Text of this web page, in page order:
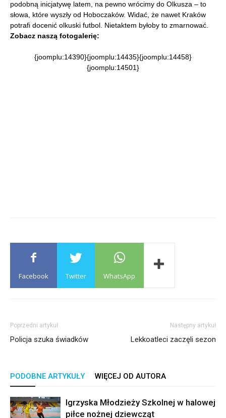
podobną inicjatywę latem, na pewno wrócimy do Olkusza – to
słowa, które wyszły od Hoboczaków. Widać, że nawet Kraków
potrafi docenić olkuski futbol. Nietaktem byłoby to zmarnować.
Zobacz naszą fotogalerię:
{joomplu:14390}{joomplu:14435}{joomplu:14458}
{joomplu:14501}
Facebook Twitter WhatsApp
Poprzedni artykuł
Policja szuka świadków
Następny artykuł
Lekkoatleci zaczęli sezon
PODOBNE ARTYKUŁY WIĘCEJ OD AUTORA
Igrzyska Młodzieży Szkolnej w halowej
piłce nożnej dziewcząt